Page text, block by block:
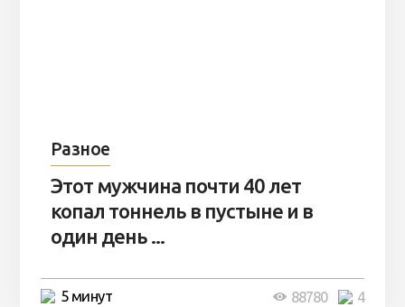
Разное
Этот мужчина почти 40 лет
копал тоннель в пустыне и в
один день ...
5 минут 4
88780